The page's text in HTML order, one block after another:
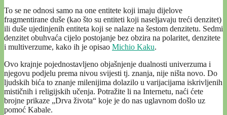
To se ne odnosi samo na one entitete koji imaju dijelove
fragmentirane duše (kao što su entiteti koji naseljavaju treći denzitet)
ili duše ujedinjenih entiteta koji se nalaze na šestom denzitetu. Sedmi
denzitet obuhvaća cijelo postojanje bez obzira na polaritet, denzitete
i multiverzume, kako ih je opisao Michio Kaku.
Ovo krajnje pojednostavljeno objašnjenje dualnosti univerzuma i
njegovu podjelu prema nivou svijesti tj. znanja, nije ništa novo. Do
ljudskih bića to znanje milenijima dolazilo u varijacijama iskrivljenih
mističnih i religijskih učenja. Potražite li na Internetu, naći ćete
brojne prikaze „Drva života“ koje je do nas uglavnom došlo uz
pomoć Kabale.